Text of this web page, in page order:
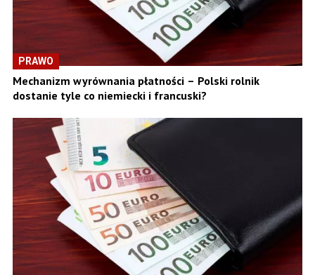
PRAWO
Mechanizm wyrównania płatności – Polski rolnik
dostanie tyle co niemiecki i francuski?